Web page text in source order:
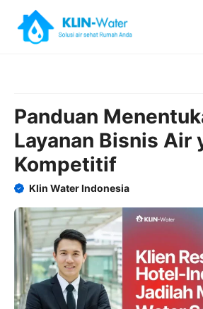
content
Panduan
Layanan Bisnis Air
Kompetitif
Klin Water Indonesia